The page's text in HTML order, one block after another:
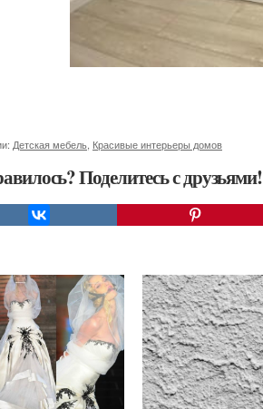
Детская мебель Красивые интерьеры домов
Поделитесь с друзьями!